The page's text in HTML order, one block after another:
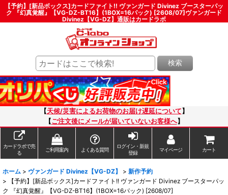
【予約】[新品ボックス]カードファイト!! ヴァンガード Divinez ブースターパッ
ク 『幻真覚醒』【VG-DZ-BT16】(1BOX=16パック) [2608/07]ヴァンガード
Divinez【VG-DZ】通販はカードラボ
検索
【天候/災害によるお荷物のお届け遅延について 】
【ご注文後にメールが届いていないお客様へ】
カードラボで売
る
ご利用案内 よくある質問
ログイン・新規
登録
マイページ カート
ホーム > ヴァンガード Divinez【VG-DZ】 > 新作予約
>
【予約】[新品ボックス]カードファイト!! ヴァンガード Divinez ブースターパッ
ク 『幻真覚醒』【VG-DZ-BT16】(1BOX=16パック) [2608/07]